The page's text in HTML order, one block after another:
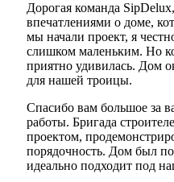
Дорогая команда
впечатлениями о доме,
мы начали проект, я
слишком маленьким. Но
приятно удивилась. Дом
для нашей троицы.
Спасибо вам большое за
работы. Бригада
проектом,
порядочность. Дом был
идеально подходит под